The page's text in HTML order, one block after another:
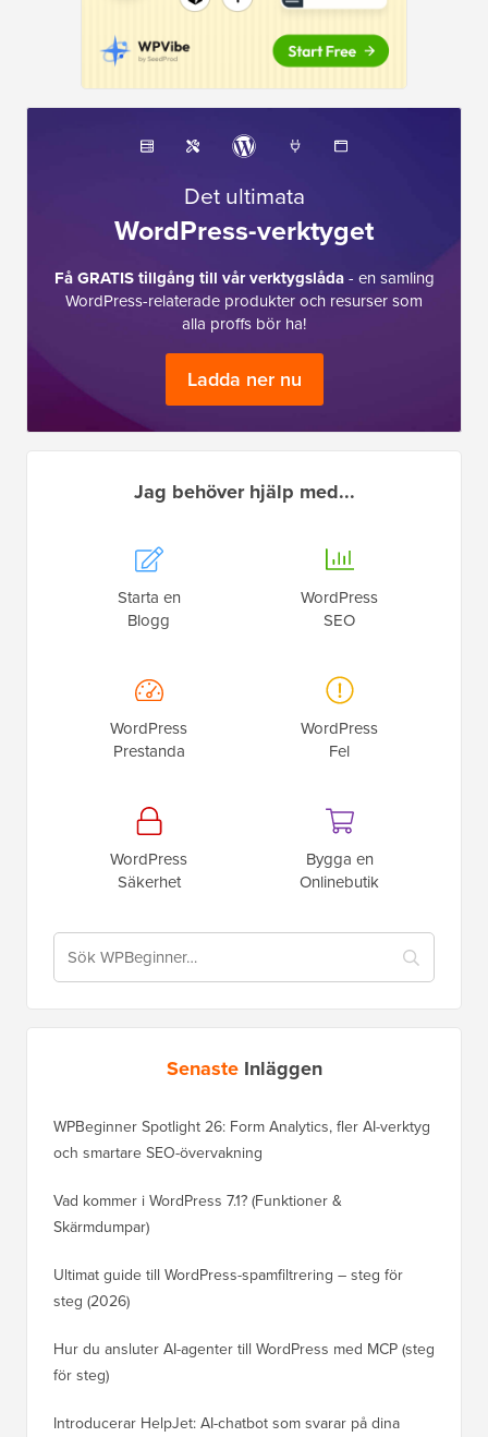
Det ultimata
WordPress-verktyget
Få GRATIS tillgång till vår verktygslåda- en samling
WordPress-relaterade produkter och resurser som
alla proffs bör ha!
Ladda ner nu
Jag behöver hjälp med...
Starta en
Blogg
WordPress
SEO
WordPress
Prestanda
WordPress
Fel
WordPress
Säkerhet
Bygga en
Onlinebutik
Senaste Inläggen
WPBeginner Spotlight 26: Form Analytics, fler AI-verktyg
och smartare SEO-övervakning
Vad kommer i WordPress 7.1? (Funktioner &
Skärmdumpar)
Ultimat guide till WordPress-spamfiltrering – steg för
steg (2026)
Hur du ansluter AI-agenter till WordPress med MCP (steg
för steg)
Introducerar HelpJet: AI-chatbot som svarar på dina